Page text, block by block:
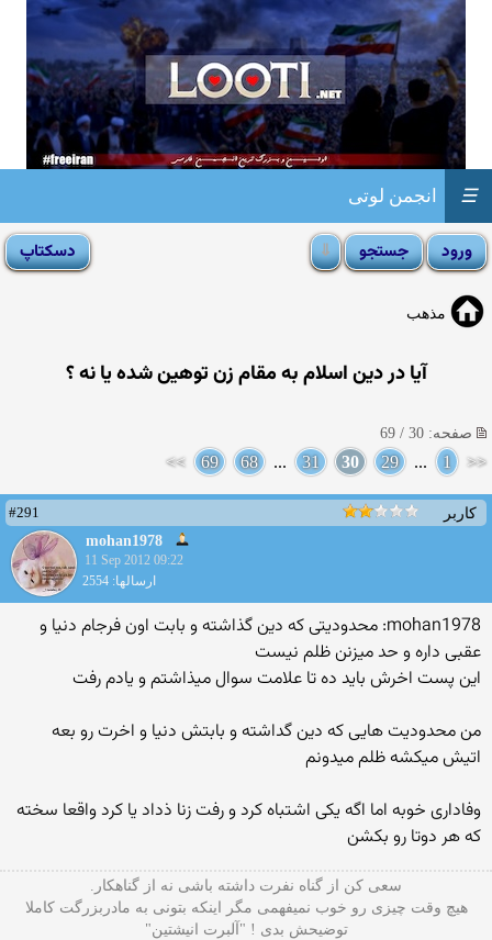
انجمن لوتی ☰
مذهب
آیا در دین اسلام به مقام زن توهین شده یا نه ؟
صفحه: 30 / 69
<<
1
...
29
30
31
...
68
69
>>
کاربر
#291
mohan1978
11 Sep 2012 09:22
ارسالها: 2554
mohan1978: محدودیتی که دین گذاشته و بابت اون فرجام دنیا و
عقبی داره و حد میزنن ظلم نیست
این پست اخرش باید ده تا علامت سوال میذاشتم و یادم رفت
من محدودیت هایی که دین گداشته و بابتش دنیا و اخرت رو بعه
اتیش میکشه ظلم میدونم
وفاداری خوبه اما اگه یکی اشتباه کرد و رفت زنا ذداد یا کرد واقعا سخته
که هر دوتا رو بکشن
سعی کن از گناه نفرت داشته باشی نه از گناهکار.
هیچ وقت چیزی رو خوب نمیفهمی مگر اینکه بتونی به مادربزرگت کاملا
توضیحش بدی ! "آلبرت انیشتین"